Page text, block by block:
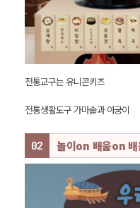
전통교구는 유니콘키즈
전통생활도구 가마솥과 아궁이
놀이on 배움on 배